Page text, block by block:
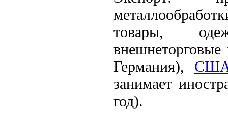
товары,
Германия),
занимает
год).